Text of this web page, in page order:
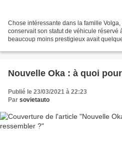
Chose intéressante dans la famille
conservait son statut de véhicule réservé
beaucoup moins prestigieux avait
Nouvelle Oka : à quoi
Publié le 23/03/2021 à 22:23
Par sovietauto